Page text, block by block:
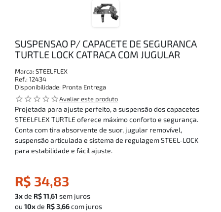
SUSPENSAO P/ CAPACETE DE SEGURANCA
TURTLE LOCK CATRACA COM JUGULAR
Marca: STEELFLEX
Ref.: 12434
Disponibilidade: Pronta Entrega
star_outline star_outline star_outline star_outline star_outlineAvaliar este produto
Projetada para ajuste perfeito, a suspensão dos capacetes
STEELFLEX TURTLE oferece máximo conforto e segurança.
Conta com tira absorvente de suor, jugular removível,
suspensão articulada e sistema de regulagem STEEL-LOCK
para estabilidade e fácil ajuste.
R$ 34,83
3xde R$ 11,61 sem juros
ou 10xde R$ 3,66com juros